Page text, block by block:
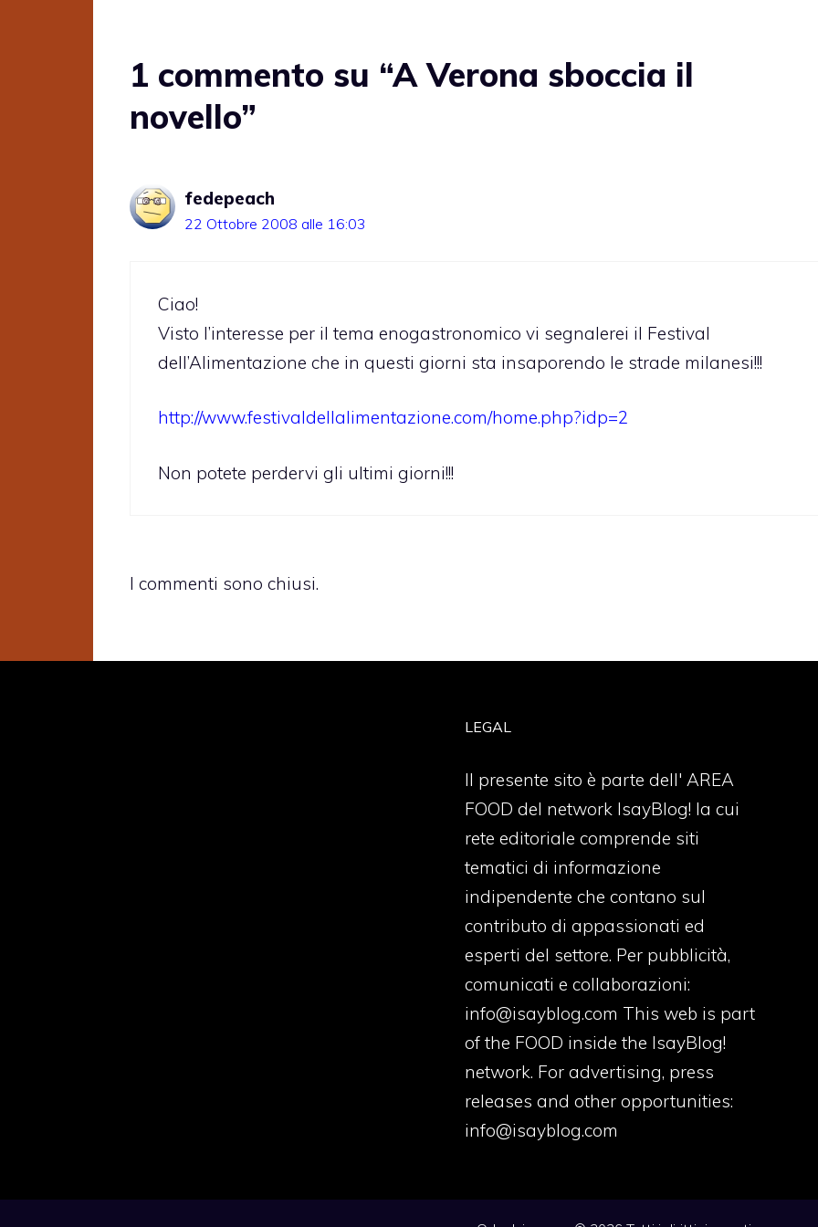
1 commento su “A Verona sboccia il
novello”
fedepeach
22 Ottobre 2008 alle 16:03
Ciao!
Visto l’interesse per il tema enogastronomico vi segnalerei il Festival
dell’Alimentazione che in questi giorni sta insaporendo le strade milanesi!!!
http://www.festivaldellalimentazione.com/home.php?idp=2
Non potete perdervi gli ultimi giorni!!!
I commenti sono chiusi.
LEGAL
Il presente sito è parte dell' AREA
FOOD del network IsayBlog! la cui
rete editoriale comprende siti
tematici di informazione
indipendente che contano sul
contributo di appassionati ed
esperti del settore. Per pubblicità,
comunicati e collaborazioni:
info@isayblog.com This web is part
of the FOOD inside the IsayBlog!
network. For advertising, press
releases and other opportunities:
info@isayblog.com